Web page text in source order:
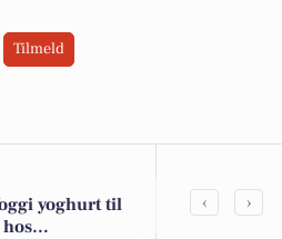
Tilmeld
yoghurt til
Nørreled
‹ ›